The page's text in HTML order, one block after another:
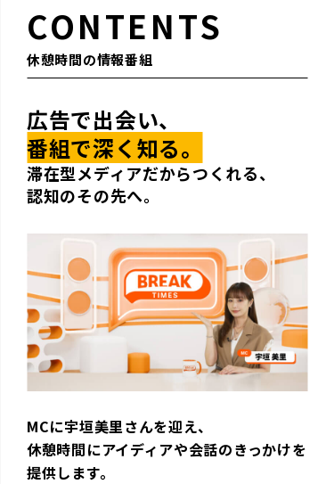
CONTENTS
休憩時間の情報番組
広告で出会い、
番組で深く知る。
滞在型メディアだからつくれる、
認知のその先へ。
MCに宇垣美里さんを迎え、
休憩時間にアイディアや会話のきっかけを
提供します。